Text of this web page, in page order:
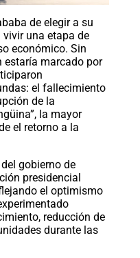
de elegir a su
una etapa de
económico. Sin
estaría marcado por
el fallecimiento
de la
la mayor
el retorno a la
gobierno de
presidencial
el optimismo
reducción de
durante las